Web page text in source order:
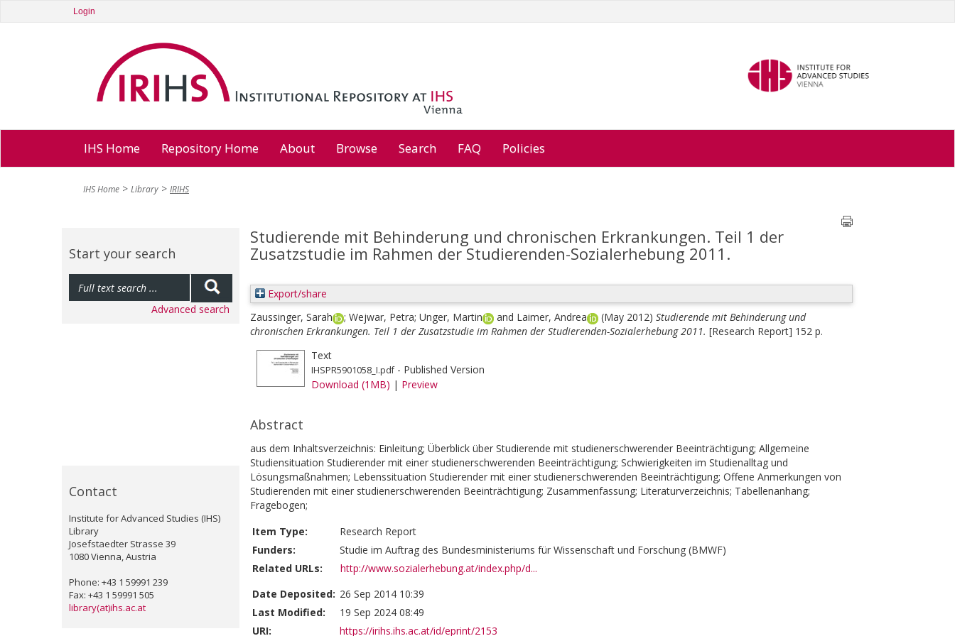
Login
IHS Home Repository Home About Browse Search FAQ Policies
IHS Home Library IRIHS
Start your search
Advanced search
Contact
Institute for Advanced Studies (IHS)
Library
Josefstaedter Strasse 39
1080 Vienna, Austria
Phone: +43 1 59991 239
Fax: +43 1 59991 505
library(at)ihs.ac.at
Studierende mit Behinderung und chronischen Erkrankungen. Teil 1 der
Zusatzstudie im Rahmen der Studierenden-Sozialerhebung 2011.
Export/share
Zaussinger, Sarah
; Wejwar, Petra; Unger, Martin and Laimer, Andrea (May 2012) Studierende mit Behinderung und
chronischen Erkrankungen. Teil 1 der Zusatzstudie im Rahmen der Studierenden-Sozialerhebung 2011. [Research Report] 152 p.
Text
IHSPR5901058_I.pdf- Published Version
Download (1MB) | Preview
Abstract
aus dem Inhaltsverzeichnis: Einleitung; Überblick über Studierende mit studienerschwerender Beeinträchtigung; Allgemeine
Studiensituation Studierender mit einer studienerschwerenden Beeinträchtigung; Schwierigkeiten im Studienalltag und
Lösungsmaßnahmen; Lebenssituation Studierender mit einer studienerschwerenden Beeinträchtigung; Offene Anmerkungen von
Studierenden mit einer studienerschwerenden Beeinträchtigung; Zusammenfassung; Literaturverzeichnis; Tabellenanhang;
Fragebogen;
Item Type:
Research Report
Funders:
Studie im Auftrag des Bundesministeriums für Wissenschaft und Forschung (BMWF)
Related URLs:
http://www.sozialerhebung.at/index.php/d...
Date Deposited: 26 Sep 2014 10:39
Last Modified:
19 Sep 2024 08:49
URI:
https://irihs.ihs.ac.at/id/eprint/2153